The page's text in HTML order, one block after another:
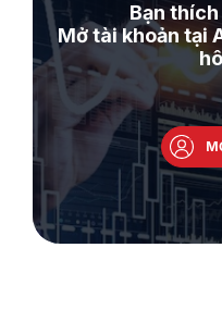
Bạn
Mở tài khoản tại